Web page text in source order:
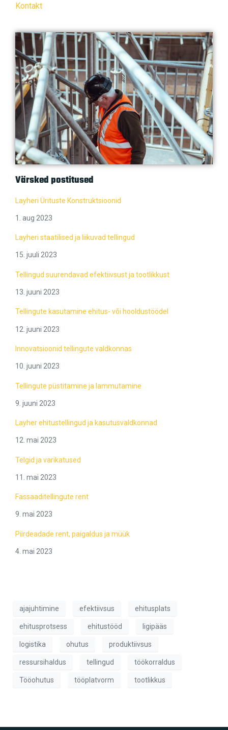
Kontakt
Värsked postitused
Layheri Ürituste Konstruktsioonid
1. aug 2023
Layheri staatilised ja liikuvad tellingud
15. juuli 2023
Tellingud suurendavad efektiivsust ja tootlikkust
13. juuni 2023
Tellingute kasutamine ehitus- või hooldustöödel
12. juuni 2023
Innovatsioonid tellingute valdkonnas
10. juuni 2023
Tellingute püstitamine ja lammutamine
9. juuni 2023
Layher ehitustellingud ja kasutusvaldkonnad
12. mai 2023
Telgid ja varikatused
11. mai 2023
Fassaaditellingute rent
9. mai 2023
Piirdeadade rent, paigaldus ja müük
4. mai 2023
ajajuhtimine efektiivsus ehitusplats
ehitusprotsess ehitustööd ligipääs
logistika ohutus produktiivsus
ressursihaldus tellingud töökorraldus
Tööohutus tööplatvorm tootlikkus